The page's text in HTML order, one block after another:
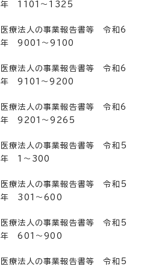
年 1101～1325
医療法人の事業報告書等 令和6
年 9001～9100
医療法人の事業報告書等 令和6
年 9101～9200
医療法人の事業報告書等 令和6
年 9201～9265
医療法人の事業報告書等 令和5
年 1～300
医療法人の事業報告書等 令和5
年 301～600
医療法人の事業報告書等 令和5
年 601～900
医療法人の事業報告書等 令和5